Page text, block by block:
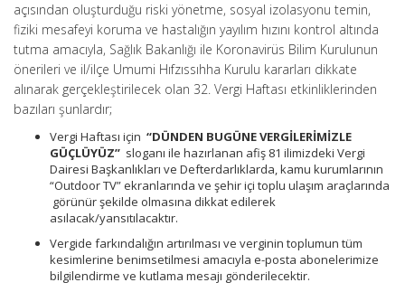
açısından oluşturduğu riski yönetme, sosyal izolasyonu temin,
fiziki mesafeyi koruma ve hastalığın yayılım hızını kontrol altında
tutma amacıyla, Sağlık Bakanlığı ile Koronavirüs Bilim Kurulunun
önerileri ve il/ilçe Umumi Hıfzıssıhha Kurulu kararları dikkate
alınarak gerçekleştirilecek olan 32. Vergi Haftası etkinliklerinden
bazıları şunlardır;
Vergi Haftası için “DÜNDEN BUGÜNE VERGİLERİMİZLE
GÜÇLÜYÜZ” sloganı ile hazırlanan afiş 81 ilimizdeki Vergi
Dairesi Başkanlıkları ve Defterdarlıklarda, kamu kurumlarının
“Outdoor TV” ekranlarında ve şehir içi toplu ulaşım araçlarında
görünür şekilde olmasına dikkat edilerek
asılacak/yansıtılacaktır.
Vergide farkındalığın artırılması ve verginin toplumun tüm
kesimlerine benimsetilmesi amacıyla e-posta abonelerimize
bilgilendirme ve kutlama mesajı gönderilecektir.